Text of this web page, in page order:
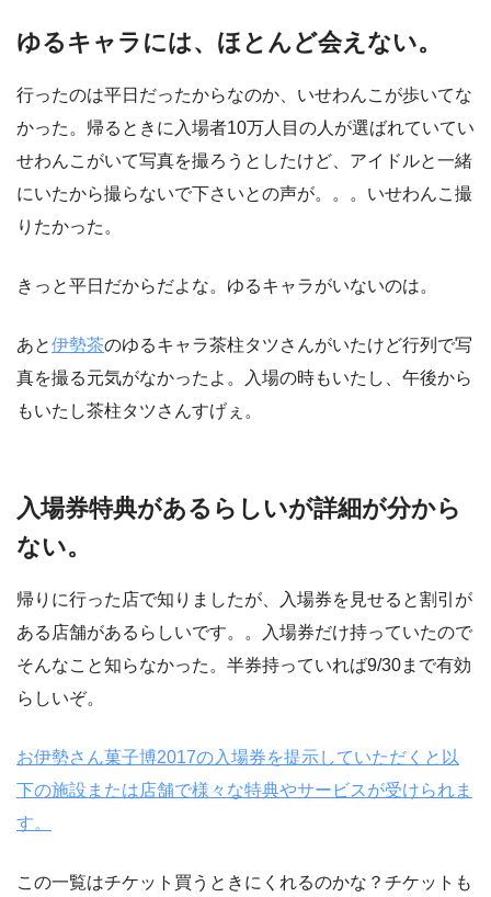
ゆるキャラには、ほとんど会えない。
行ったのは平日だったからなのか、いせわんこが歩いてな
かった。帰るときに入場者10万人目の人が選ばれていてい
せわんこがいて写真を撮ろうとしたけど、アイドルと一緒
にいたから撮らないで下さいとの声が。。。いせわんこ撮
りたかった。
きっと平日だからだよな。ゆるキャラがいないのは。
あと伊勢茶のゆるキャラ茶柱タツさんがいたけど行列で写
真を撮る元気がなかったよ。入場の時もいたし、午後から
もいたし茶柱タツさんすげぇ。
入場券特典があるらしいが詳細が分から
ない。
帰りに行った店で知りましたが、入場券を見せると割引が
ある店舗があるらしいです。。入場券だけ持っていたので
そんなこと知らなかった。半券持っていれば9/30まで有効
らしいぞ。
お伊勢さん菓子博2017の入場券を提示していただくと以
下の施設または店舗で様々な特典やサービスが受けられま
す。
この一覧はチケット買うときにくれるのかな？チケットも